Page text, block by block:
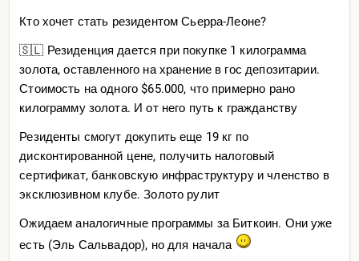
Кто хочет стать резидентом Сьерра-Леоне?
🇸🇱 Резиденция дается при покупке 1 килограмма
золота, оставленного на хранение в гос депозитарии.
Стоимость на одного $65.000, что примерно рано
килограмму золота. И от него путь к гражданству
Резиденты смогут докупить еще 19 кг по
дисконтированной цене, получить налоговый
сертификат, банковскую инфраструктуру и членство в
эксклюзивном клубе. Золото рулит
Ожидаем аналогичные программы за Биткоин. Они уже
есть (Эль Сальвадор), но для начала